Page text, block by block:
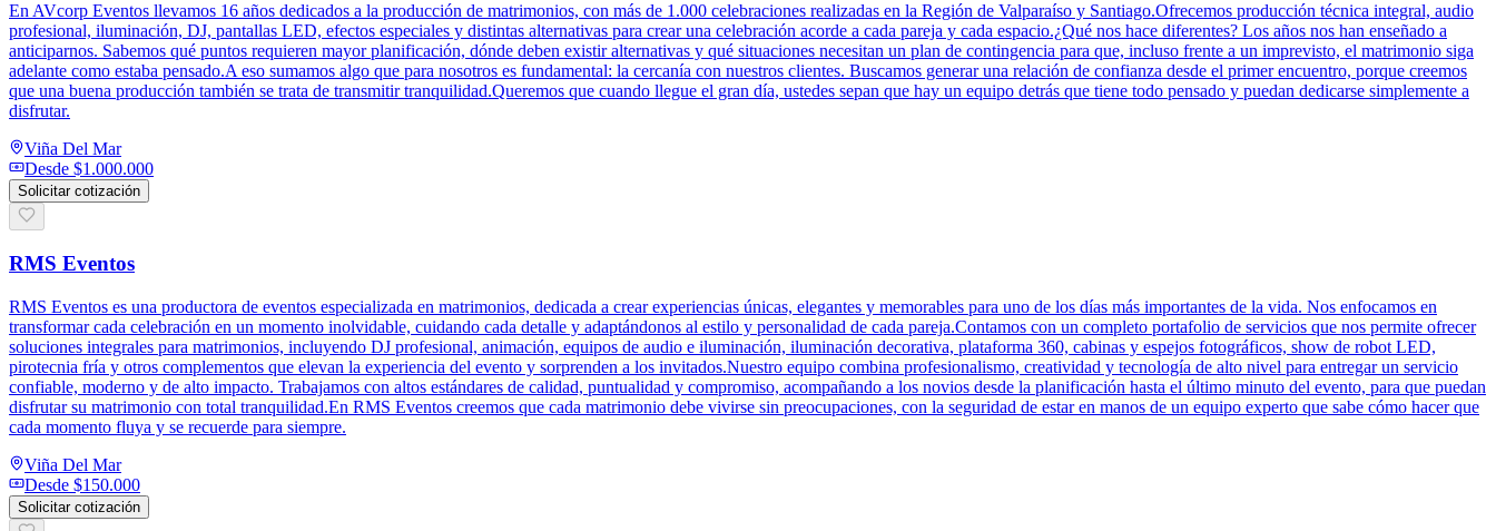
En AVcorp Eventos llevamos 16 años dedicados a la producción de matrimonios, con más de 1.000 celebraciones realizadas en la Región de Valparaíso y Santiago.Ofrecemos producción técnica integral, audio
profesional, iluminación, DJ, pantallas LED, efectos especiales y distintas alternativas para crear una celebración acorde a cada pareja y cada espacio.¿Qué nos hace diferentes? Los años nos han enseñado a
anticiparnos. Sabemos qué puntos requieren mayor planificación, dónde deben existir alternativas y qué situaciones necesitan un plan de contingencia para que, incluso frente a un imprevisto, el matrimonio siga
adelante como estaba pensado.A eso sumamos algo que para nosotros es fundamental: la cercanía con nuestros clientes. Buscamos generar una relación de confianza desde el primer encuentro, porque creemos
que una buena producción también se trata de transmitir tranquilidad.Queremos que cuando llegue el gran día, ustedes sepan que hay un equipo detrás que tiene todo pensado y puedan dedicarse simplemente a
disfrutar.
Viña Del Mar
Desde $1.000.000
Solicitar cotización
RMS Eventos
RMS Eventos es una productora de eventos especializada en matrimonios, dedicada a crear experiencias únicas, elegantes y memorables para uno de los días más importantes de la vida. Nos enfocamos en
transformar cada celebración en un momento inolvidable, cuidando cada detalle y adaptándonos al estilo y personalidad de cada pareja.Contamos con un completo portafolio de servicios que nos permite ofrecer
soluciones integrales para matrimonios, incluyendo DJ profesional, animación, equipos de audio e iluminación, iluminación decorativa, plataforma 360, cabinas y espejos fotográficos, show de robot LED,
pirotecnia fría y otros complementos que elevan la experiencia del evento y sorprenden a los invitados.Nuestro equipo combina profesionalismo, creatividad y tecnología de alto nivel para entregar un servicio
confiable, moderno y de alto impacto. Trabajamos con altos estándares de calidad, puntualidad y compromiso, acompañando a los novios desde la planificación hasta el último minuto del evento, para que puedan
disfrutar su matrimonio con total tranquilidad.En RMS Eventos creemos que cada matrimonio debe vivirse sin preocupaciones, con la seguridad de estar en manos de un equipo experto que sabe cómo hacer que
cada momento fluya y se recuerde para siempre.
Viña Del Mar
Desde $150.000
Solicitar cotización